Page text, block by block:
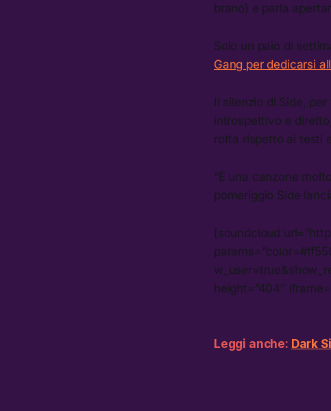
brano) e parla
Solo un paio di
Gang per dedicarsi
Il silenzio di Side,
introspettivo e
rotta rispetto ai testi
“È una canzone
pomeriggio Side
[soundcloud
height=”404″
Leggi anche: Dark